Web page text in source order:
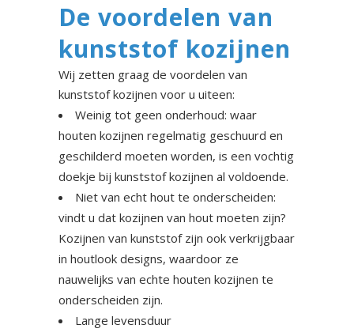
De voordelen van
kunststof kozijnen
Wij zetten graag de voordelen van
kunststof kozijnen voor u uiteen:
Weinig tot geen onderhoud: waar
houten kozijnen regelmatig geschuurd en
geschilderd moeten worden, is een vochtig
doekje bij kunststof kozijnen al voldoende.
Niet van echt hout te onderscheiden:
vindt u dat kozijnen van hout moeten zijn?
Kozijnen van kunststof zijn ook verkrijgbaar
in houtlook designs, waardoor ze
nauwelijks van echte houten kozijnen te
onderscheiden zijn.
Lange levensduur